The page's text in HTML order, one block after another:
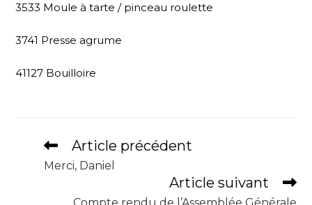
3533 Moule à tarte / pinceau roulette
3741 Presse agrume
41127 Bouilloire
Article précédent
Merci, Daniel
Article suivant